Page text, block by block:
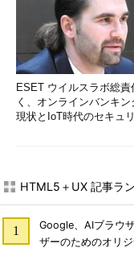
ESET ウイルスラボ総責
く、オンラインバンキ
現状とIoT時代のセキュ
HTML5＋UX 記事ラ
Google、AIブラウ
ザーのためのオリ